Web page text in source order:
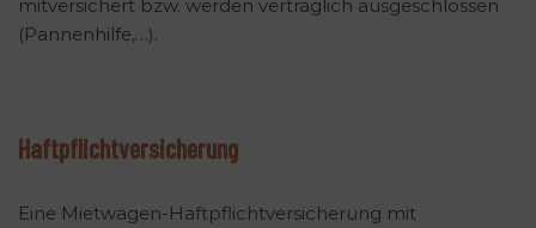
mitversichert bzw. werden vertraglich ausgeschlossen
(Pannenhilfe,…).
Haftpflichtversicherung
Eine Mietwagen-Haftpflichtversicherung mit